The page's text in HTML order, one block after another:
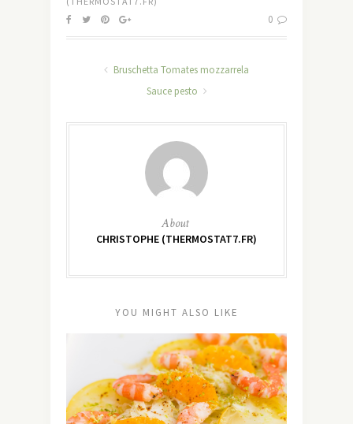
0
Bruschetta Tomates mozzarrela
Sauce pesto
About
CHRISTOPHE (THERMOSTAT7.FR)
YOU MIGHT ALSO LIKE